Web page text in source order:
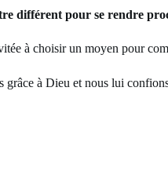
différent pour se rendre
à choisir un moyen pour
grâce à Dieu et nous lui